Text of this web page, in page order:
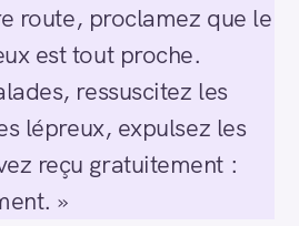
route, proclamez que le
est tout proche.
ressuscitez les
lépreux, expulsez les
reçu gratuitement :
»